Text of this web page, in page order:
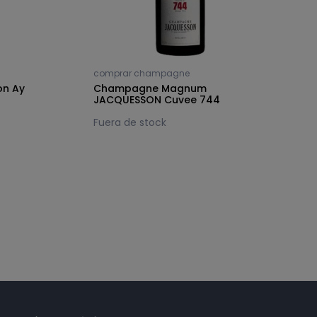
Ay
comprar champagne
Champagne Magnum
JACQUESSON Cuvee 744
Fuera de stock